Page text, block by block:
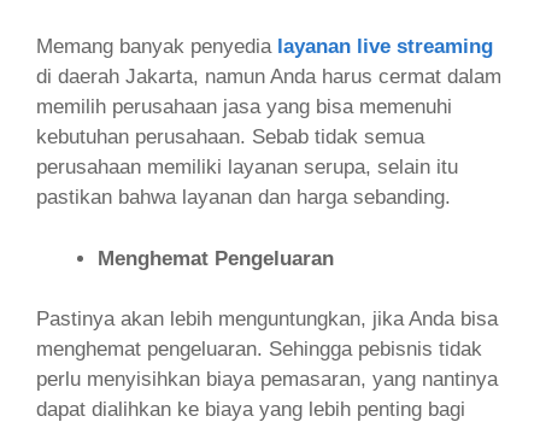
Memang banyak penyedia layanan live streaming
di daerah Jakarta, namun Anda harus cermat dalam
memilih perusahaan jasa yang bisa memenuhi
kebutuhan perusahaan. Sebab tidak semua
perusahaan memiliki layanan serupa, selain itu
pastikan bahwa layanan dan harga sebanding.
Menghemat Pengeluaran
Pastinya akan lebih menguntungkan, jika Anda bisa
menghemat pengeluaran. Sehingga pebisnis tidak
perlu menyisihkan biaya pemasaran, yang nantinya
dapat dialihkan ke biaya yang lebih penting bagi